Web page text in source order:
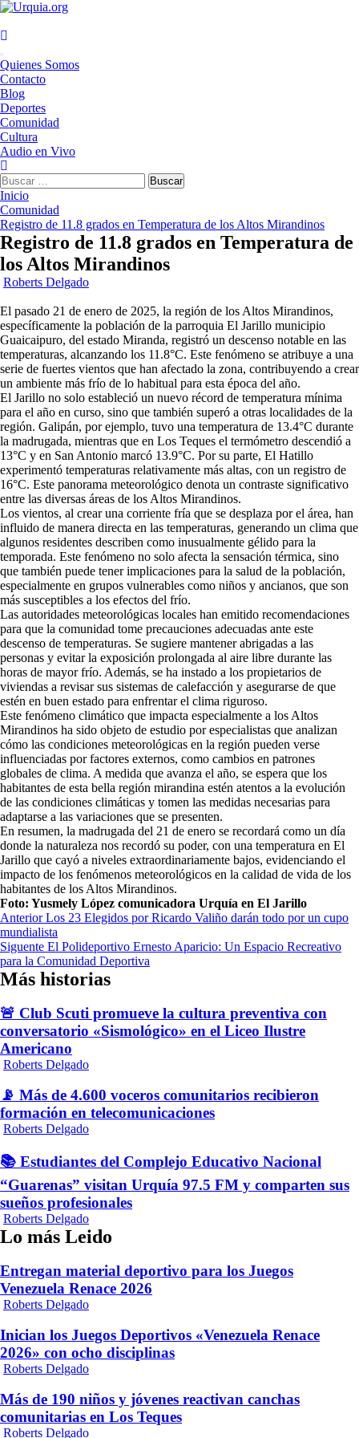
Saltar
contenido
Menú
principal
Quienes Somos
Contacto
Blog
Deportes
Comunidad
Cultura
Audio en Vivo
Buscar:
Inicio
Comunidad
Registro de 11.8 grados en Temperatura de los Altos Mirandinos
Registro de 11.8 grados en Temperatura de
los Altos Mirandinos
Roberts Delgado
El pasado 21 de enero de 2025, la región de los Altos Mirandinos,
específicamente la población de la parroquia El Jarillo municipio
Guaicaipuro, del estado Miranda, registró un descenso notable en las
temperaturas, alcanzando los 11.8°C. Este fenómeno se atribuye a una
serie de fuertes vientos que han afectado la zona, contribuyendo a crear
un ambiente más frío de lo habitual para esta época del año.
El Jarillo no solo estableció un nuevo récord de temperatura mínima
para el año en curso, sino que también superó a otras localidades de la
región. Galipán, por ejemplo, tuvo una temperatura de 13.4°C durante
la madrugada, mientras que en Los Teques el termómetro descendió a
13°C y en San Antonio marcó 13.9°C. Por su parte, El Hatillo
experimentó temperaturas relativamente más altas, con un registro de
16°C. Este panorama meteorológico denota un contraste significativo
entre las diversas áreas de los Altos Mirandinos.
Los vientos, al crear una corriente fría que se desplaza por el área, han
influido de manera directa en las temperaturas, generando un clima que
algunos residentes describen como inusualmente gélido para la
temporada. Este fenómeno no solo afecta la sensación térmica, sino
que también puede tener implicaciones para la salud de la población,
especialmente en grupos vulnerables como niños y ancianos, que son
más susceptibles a los efectos del frío.
Las autoridades meteorológicas locales han emitido recomendaciones
para que la comunidad tome precauciones adecuadas ante este
descenso de temperaturas. Se sugiere mantener abrigadas a las
personas y evitar la exposición prolongada al aire libre durante las
horas de mayor frío. Además, se ha instado a los propietarios de
viviendas a revisar sus sistemas de calefacción y asegurarse de que
estén en buen estado para enfrentar el clima riguroso.
Este fenómeno climático que impacta especialmente a los Altos
Mirandinos ha sido objeto de estudio por especialistas que analizan
cómo las condiciones meteorológicas en la región pueden verse
influenciadas por factores externos, como cambios en patrones
globales de clima. A medida que avanza el año, se espera que los
habitantes de esta bella región mirandina estén atentos a la evolución
de las condiciones climáticas y tomen las medidas necesarias para
adaptarse a las variaciones que se presenten.
En resumen, la madrugada del 21 de enero se recordará como un día
donde la naturaleza nos recordó su poder, con una temperatura en El
Jarillo que cayó a niveles extraordinariamente bajos, evidenciando el
impacto de los fenómenos meteorológicos en la calidad de vida de los
habitantes de los Altos Mirandinos.
Foto: Yusmely López comunicadora Urquía en El Jarillo
Navegación
de
entradas
AnteriorLos 23 Elegidos por Ricardo Valiño darán todo por un cupo
mundialista
Siguente El Polideportivo Ernesto Aparicio: Un Espacio Recreativo
para la Comunidad Deportiva
Más historias
🚨 Club Scuti promueve la cultura preventiva con
conversatorio «Sismológico» en el Liceo Ilustre
Americano
Roberts Delgado
📡 Más de 4.600 voceros comunitarios recibieron
formación en telecomunicaciones
Roberts Delgado
📚 Estudiantes del Complejo Educativo Nacional
“Guarenas” visitan Urquía 97.5 FM y comparten sus
sueños profesionales
Roberts Delgado
Lo más Leido
Entregan material deportivo para los Juegos
Venezuela Renace 2026
Roberts Delgado
Inician los Juegos Deportivos «Venezuela Renace
2026» con ocho disciplinas
Roberts Delgado
Más de 190 niños y jóvenes reactivan canchas
comunitarias en Los Teques
Roberts Delgado